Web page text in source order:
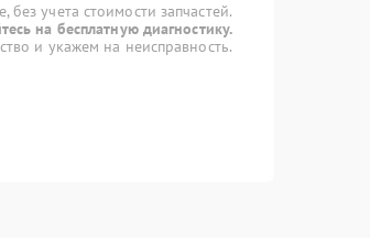
учета стоимости запчастей.
на бесплатную диагностику.
и укажем на неисправность.